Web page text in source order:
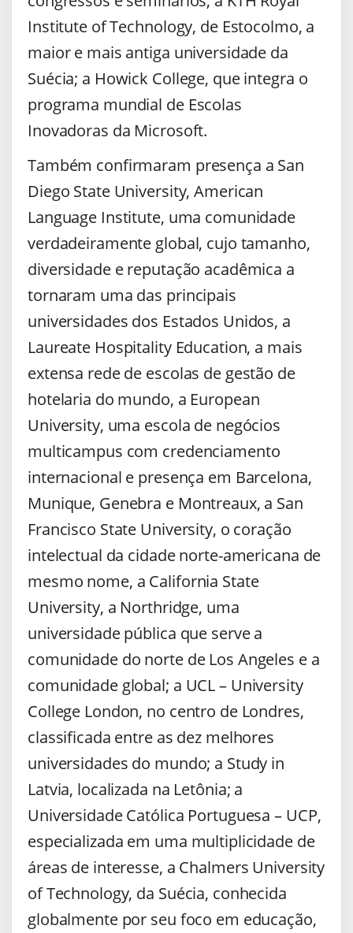
Institute of Technology, de Estocolmo, a
maior e mais antiga universidade da
Suécia; a Howick College, que integra o
programa mundial de Escolas
Inovadoras da Microsoft.
Também confirmaram presença a San
Diego State University, American
Language Institute, uma comunidade
verdadeiramente global, cujo tamanho,
diversidade e reputação acadêmica a
tornaram uma das principais
universidades dos Estados Unidos, a
Laureate Hospitality Education, a mais
extensa rede de escolas de gestão de
hotelaria do mundo, a European
University, uma escola de negócios
multicampus com credenciamento
internacional e presença em Barcelona,
Munique, Genebra e Montreaux, a San
Francisco State University, o coração
intelectual da cidade norte-americana de
mesmo nome, a California State
University, a Northridge, uma
universidade pública que serve a
comunidade do norte de Los Angeles e a
comunidade global; a UCL – University
College London, no centro de Londres,
classificada entre as dez melhores
universidades do mundo; a Study in
Latvia, localizada na Letônia; a
Universidade Católica Portuguesa – UCP,
especializada em uma multiplicidade de
áreas de interesse, a Chalmers University
of Technology, da Suécia, conhecida
globalmente por seu foco em educação,